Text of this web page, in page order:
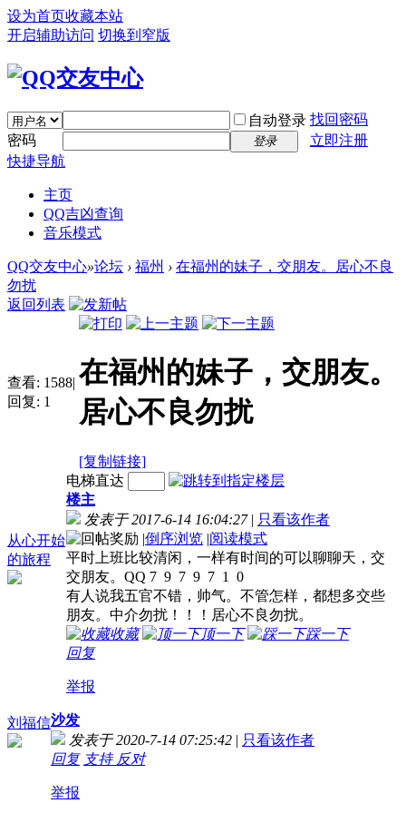
设为首页收藏本站
开启辅助访问 切换到窄版
自动登录 找回密码
密码
登录
立即注册
快捷导航
主页
QQ吉凶查询
音乐模式
QQ交友中心»论坛 › 福州 › 在福州的妹子，交朋友。居心不良
勿扰
返回列表
查看: 1588|
回复: 1
在福州的妹子，交朋友。
居心不良勿扰
[复制链接]
从心开始
的旅程
电梯直达
楼主
发表于 2017-6-14 16:04:27 | 只看该作者
|倒序浏览 |阅读模式
平时上班比较清闲，一样有时间的可以聊聊天，交
交朋友。QQ 7 9 7 9 7 1 0
有人说我五官不错，帅气。不管怎样，都想多交些
朋友。中介勿扰！！！居心不良勿扰。
收藏
顶一下
踩一下
回复
举报
刘福信沙发
发表于 2020-7-14 07:25:42 | 只看该作者
回复 支持 反对
举报